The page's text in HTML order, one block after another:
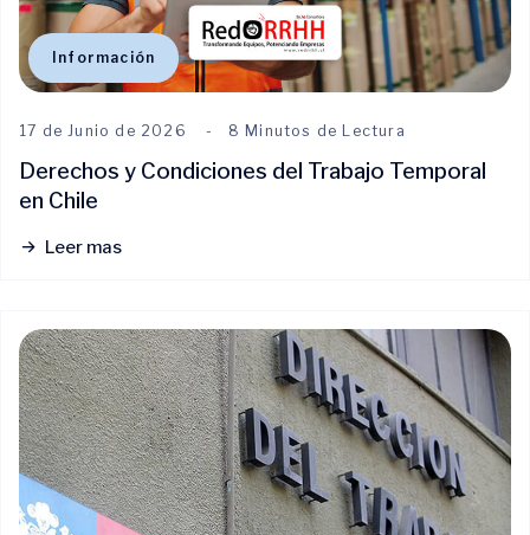
Información
17 de Junio de 2026 8 Minutos de Lectura
Derechos y Condiciones del Trabajo Temporal
en Chile
Leer mas